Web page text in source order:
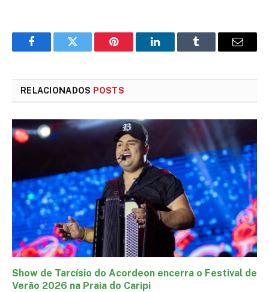
FacebookTwitter Pinterest LinkedInTumblr
E-
RELACIONADOS POSTS
Show de Tarcísio do Acordeon encerra o Festival de
Verão 2026 na Praia do Caripi